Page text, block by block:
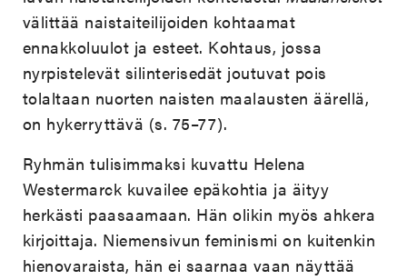
välittää naistaiteilijoiden kohtaamat
ennakkoluulot ja esteet. Kohtaus, jossa
nyrpistelevät silinterisedät joutuvat pois
tolaltaan nuorten naisten maalausten äärellä,
on hykerryttävä (s. 75–77).
Ryhmän tulisimmaksi kuvattu Helena
Westermarck kuvailee epäkohtia ja äityy
herkästi paasaamaan. Hän olikin myös ahkera
kirjoittaja. Niemensivun feminismi on kuitenkin
hienovaraista, hän ei saarnaa vaan näyttää